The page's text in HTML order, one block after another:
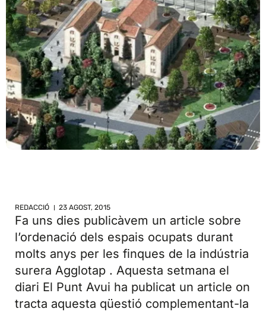
REDACCIÓ 23 AGOST, 2015
Fa uns dies publicàvem un article sobre
l’ordenació dels espais ocupats durant
molts anys per les finques de la indústria
surera Agglotap . Aquesta setmana el
diari El Punt Avui ha publicat un article on
tracta aquesta qüestió complementant-la